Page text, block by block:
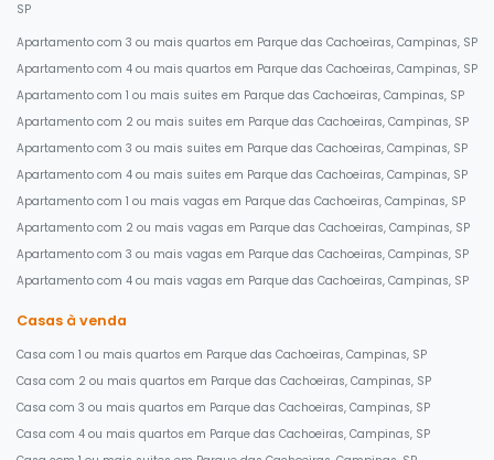
SP
Apartamento com 3 ou mais quartos em Parque das Cachoeiras, Campinas, SP
Apartamento com 4 ou mais quartos em Parque das Cachoeiras, Campinas, SP
Apartamento com 1 ou mais suites em Parque das Cachoeiras, Campinas, SP
Apartamento com 2 ou mais suites em Parque das Cachoeiras, Campinas, SP
Apartamento com 3 ou mais suites em Parque das Cachoeiras, Campinas, SP
Apartamento com 4 ou mais suites em Parque das Cachoeiras, Campinas, SP
Apartamento com 1 ou mais vagas em Parque das Cachoeiras, Campinas, SP
Apartamento com 2 ou mais vagas em Parque das Cachoeiras, Campinas, SP
Apartamento com 3 ou mais vagas em Parque das Cachoeiras, Campinas, SP
Apartamento com 4 ou mais vagas em Parque das Cachoeiras, Campinas, SP
Casas à venda
Casa com 1 ou mais quartos em Parque das Cachoeiras, Campinas, SP
Casa com 2 ou mais quartos em Parque das Cachoeiras, Campinas, SP
Casa com 3 ou mais quartos em Parque das Cachoeiras, Campinas, SP
Casa com 4 ou mais quartos em Parque das Cachoeiras, Campinas, SP